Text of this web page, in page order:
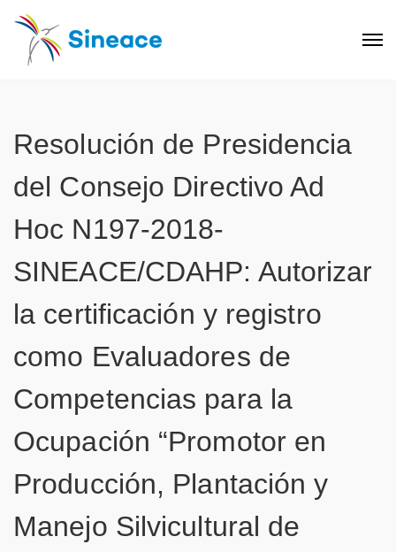
Resolución de Presidencia
del Consejo Directivo Ad
Hoc N197-2018-
SINEACE/CDAHP: Autorizar
la certificación y registro
como Evaluadores de
Competencias para la
Ocupación “Promotor en
Producción, Plantación y
Manejo Silvicultural de